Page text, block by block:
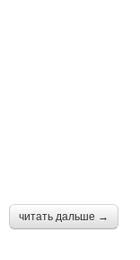
читать дальше →